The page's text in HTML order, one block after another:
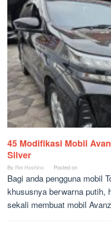
45 Modifikasi Mobil
Silver
By Rei Hoshino Posted on
Bagi anda pengguna mobil
khususnya berwarna putih,
sekali membuat mobil